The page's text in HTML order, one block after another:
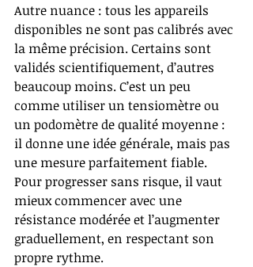
Autre nuance : tous les appareils
disponibles ne sont pas calibrés avec
la même précision. Certains sont
validés scientifiquement, d’autres
beaucoup moins. C’est un peu
comme utiliser un tensiomètre ou
un podomètre de qualité moyenne :
il donne une idée générale, mais pas
une mesure parfaitement fiable.
Pour progresser sans risque, il vaut
mieux commencer avec une
résistance modérée et l’augmenter
graduellement, en respectant son
propre rythme.